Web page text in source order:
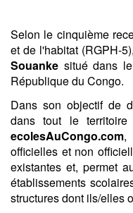
Selon le cinquième
et de l'habitat (RGPH-5),
Souanke situé dans le
République du Congo.
Dans son objectif de
dans tout le territoire
ecolesAuCongo.com,
officielles et non
existantes et, permet
établissements
structures dont ils/elles